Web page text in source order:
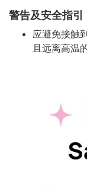
警告及安全指引
应避免接触
且远离高温